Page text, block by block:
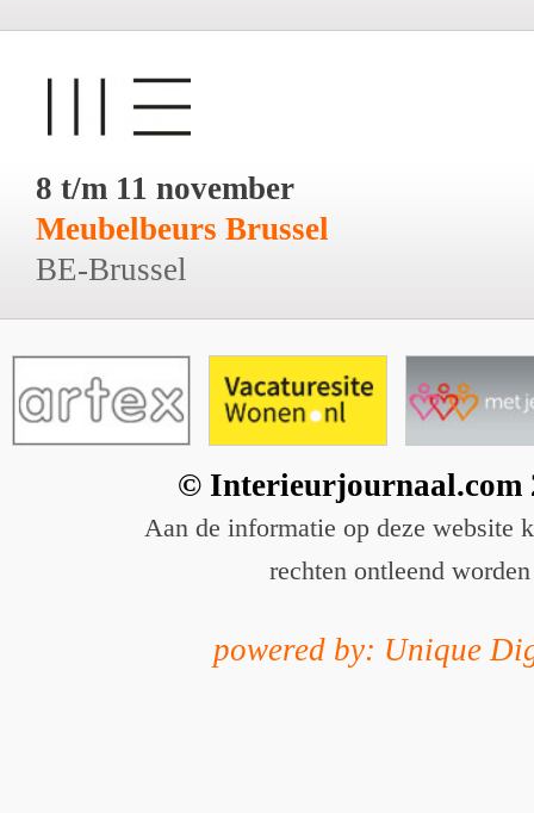
8 t/m 11 november
Meubelbeurs Brussel
BE-Brussel
© Interieurjournaal.com
Aan de informatie op deze website
rechten ontleend worden
powered by: Unique